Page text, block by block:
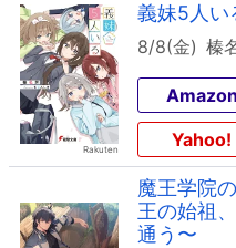
義妹5人い
8/8(金) 榛
Amazon
Yahoo!
魔王学院
王の始祖
通う〜